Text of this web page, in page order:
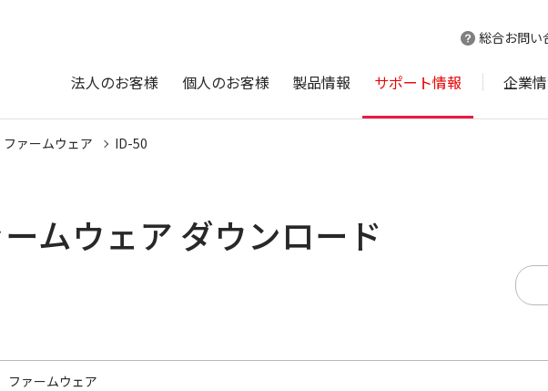
総合お問い
法人のお客様 個人のお客様 製品情報 サポート情報 企業
ファームウェア ID-50
ムウェア ダウンロード
ファームウェア